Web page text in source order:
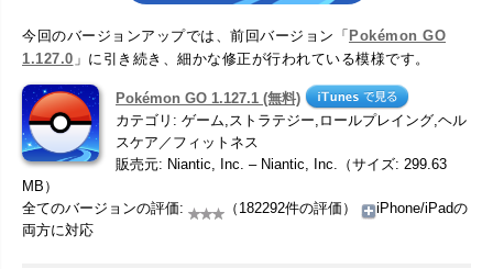
今回のバージョンアップでは、前回バージョン「Pokémon GO
1.127.0 」に引き続き、細かな修正が行われている模様です。
Pokémon GO 1.127.1 (無料)
カテゴリ: ゲーム,ストラテジー,ロールプレイング,ヘル
スケア／フィットネス
販売元: Niantic, Inc. – Niantic, Inc.（サイズ: 299.63
MB）
全てのバージョンの評価:
（182292件の評価）
iPhone/iPadの
両方に対応